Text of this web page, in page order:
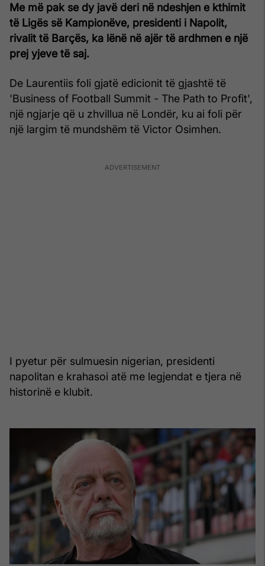
Me më pak se dy javë deri në ndeshjen e kthimit
të Ligës së Kampionëve, presidenti i Napolit,
rivalit të Barçës, ka lënë në ajër të ardhmen e një
prej yjeve të saj.
De Laurentiis foli gjatë edicionit të gjashtë të
'Business of Football Summit - The Path to Profit',
një ngjarje që u zhvillua në Londër, ku ai foli për
një largim të mundshëm të Victor Osimhen.
I pyetur për sulmuesin nigerian, presidenti
napolitan e krahasoi atë me legjendat e tjera në
historinë e klubit.